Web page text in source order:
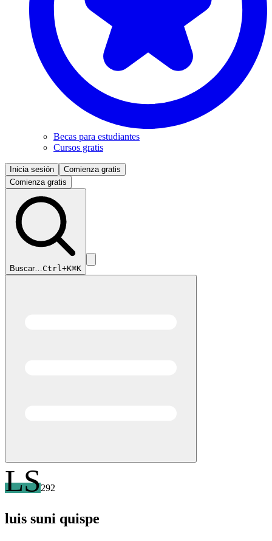
Becas para estudiantes
Cursos gratis
Inicia sesión
Comienza gratis
Comienza gratis
Buscar…Ctrl+K⌘K
LS292
luis suni quispe